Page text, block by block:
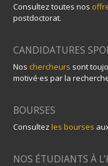
Consultez toutes nos
postdoctorat.
CANDIDATURES
Noschercheurs sont
motivé·es par la
BOURSES
Consultezles bourses
NOS ÉTUDIANTS À